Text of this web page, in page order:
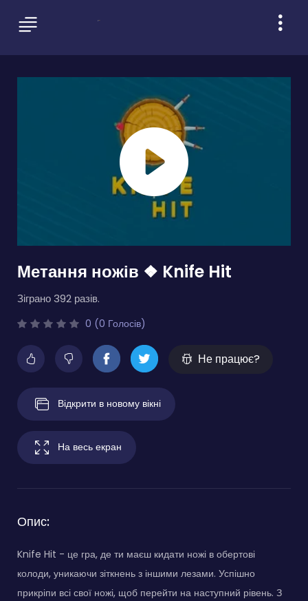
Метання ножів ❖ Knife Hit
Зіграно 392 разів.
0 (0 Голосів)
Не працює?
Відкрити в новому вікні
На весь екран
Опис:
Knife Hit - це гра, де ти маєш кидати ножі в обертові
колоди, уникаючи зіткнень з іншими лезами. Успішно
прикріпи всі свої ножі, щоб перейти на наступний рівень. З